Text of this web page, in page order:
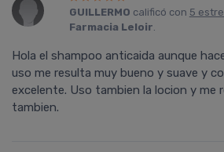
GUILLERMO calificó con 5
Farmacia Leloir.
Hola el shampoo anticaida aunque
uso me resulta muy bueno y suave y
excelente. Uso tambien la locion y me
tambien.